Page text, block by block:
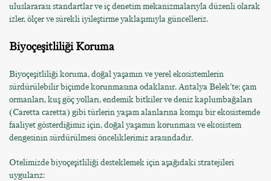
uluslararası standartlar ve iç denetim mekanizmalarıyla düzenli olarak
izler, ölçer ve sürekli iyileştirme yaklaşımıyla güncelleriz.
Biyoçeşitliliği Koruma
Biyoçeşitliliği koruma, doğal yaşamın ve yerel ekosistemlerin
sürdürülebilir biçimde korunmasına odaklanır. Antalya Belek’te; çam
ormanları, kuş göç yolları, endemik bitkiler ve deniz kaplumbağaları
(Caretta caretta) gibi türlerin yaşam alanlarına komşu bir ekosistemde
faaliyet gösterdiğimiz için, doğal yaşamın korunması ve ekosistem
dengesinin sürdürülmesi önceliklerimiz arasındadır.
Otelimizde biyoçeşitliliği desteklemek için aşağıdaki stratejileri
uygularız: